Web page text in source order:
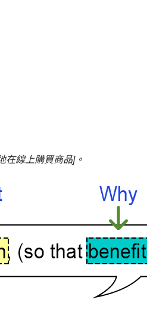
在線上購買商品]。